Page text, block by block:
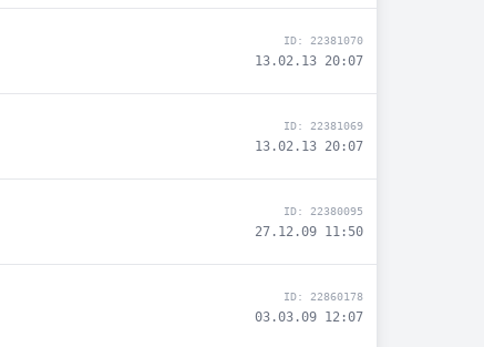
ID: 22381070
13.02.13 20:07
ID: 22381069
13.02.13 20:07
ID: 22380095
27.12.09 11:50
ID: 22860178
03.03.09 12:07